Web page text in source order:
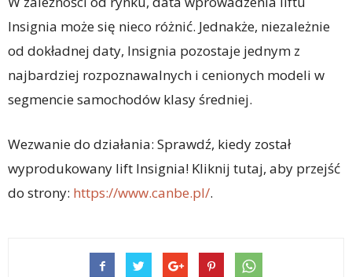
Insignia może się nieco różnić. Jednakże, niezależnie
od dokładnej daty, Insignia pozostaje jednym z
najbardziej rozpoznawalnych i cenionych modeli w
segmencie samochodów klasy średniej.
Wezwanie do działania: Sprawdź, kiedy został
wyprodukowany lift Insignia! Kliknij tutaj, aby przejść
do strony: https://www.canbe.pl/.